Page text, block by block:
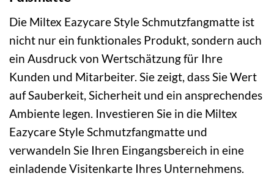
Die Miltex Eazycare Style Schmutzfangmatte ist
nicht nur ein funktionales Produkt, sondern auch
ein Ausdruck von Wertschätzung für Ihre
Kunden und Mitarbeiter. Sie zeigt, dass Sie Wert
auf Sauberkeit, Sicherheit und ein ansprechendes
Ambiente legen. Investieren Sie in die Miltex
Eazycare Style Schmutzfangmatte und
verwandeln Sie Ihren Eingangsbereich in eine
einladende Visitenkarte Ihres Unternehmens.